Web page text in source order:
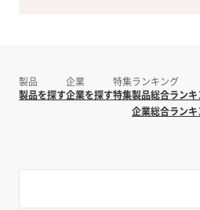
製品
製品を探す
企業
企業を探す
特集
特集
ランキング
製品総合ラン
企業総合ラン